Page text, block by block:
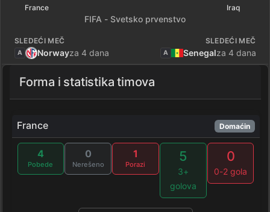
France Iraq
FIFA - Svetsko prvenstvo
SLEDEĆI MEČ
A Norwayza 4 dana
SLEDEĆI MEČ
A Senegalza 4 dana
Forma i statistika timova
France Domaćin
4
Pobede
0
Nerešeno
1
Porazi
5
3+
golova
0
0-2 gola